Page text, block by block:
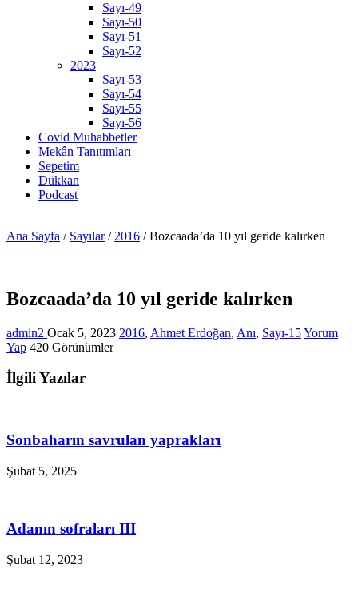
Sayı-49
Sayı-50
Sayı-51
Sayı-52
2023
Sayı-53
Sayı-54
Sayı-55
Sayı-56
Covid Muhabbetler
Mekân Tanıtımları
Sepetim
Dükkan
Podcast
Ana Sayfa / Sayılar / 2016 / Bozcaada’da 10 yıl geride kalırken
Bozcaada’da 10 yıl geride kalırken
admin2 Ocak 5, 2023 2016, Ahmet Erdoğan, Anı, Sayı-15Yorum
Yap 420 Görünümler
İlgili Yazılar
Sonbaharın savrulan yaprakları
Şubat 5, 2025
Adanın sofraları III
Şubat 12, 2023